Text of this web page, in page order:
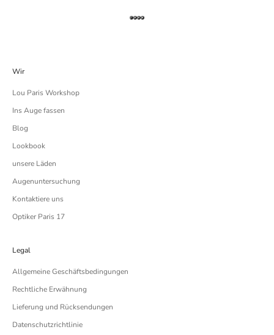
Gehe zu Element 1
Gehe zu Element 2
Gehe zu Element 3
Gehe zu Element 4
Wir
Lou Paris Workshop
Ins Auge fassen
Blog
Lookbook
unsere Läden
Augenuntersuchung
Kontaktiere uns
Optiker Paris 17
Legal
Allgemeine Geschäftsbedingungen
Rechtliche Erwähnung
Lieferung und Rücksendungen
Datenschutzrichtlinie